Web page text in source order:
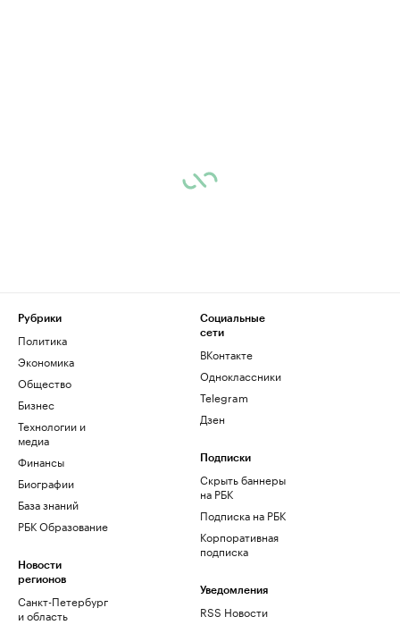
Рубрики
Политика
Экономика
Общество
Бизнес
Технологии и
медиа
Финансы
Биографии
База знаний
РБК Образование
Новости
регионов
Санкт-Петербург
и область
Социальные
сети
ВКонтакте
Одноклассники
Telegram
Дзен
Подписки
Скрыть баннеры
на РБК
Подписка на РБК
Корпоративная
подписка
Уведомления
RSS Новости